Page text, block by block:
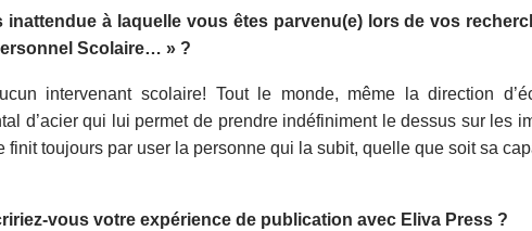
à laquelle vous êtes parvenu(e) lors de vos
Scolaire… » ?
intervenant scolaire! Tout le monde, même la direction
d’acier qui lui permet de prendre indéfiniment le dessus sur les
finit toujours par user la personne qui la subit, quelle que soit sa
vous votre expérience de publication avec Eliva Press ?